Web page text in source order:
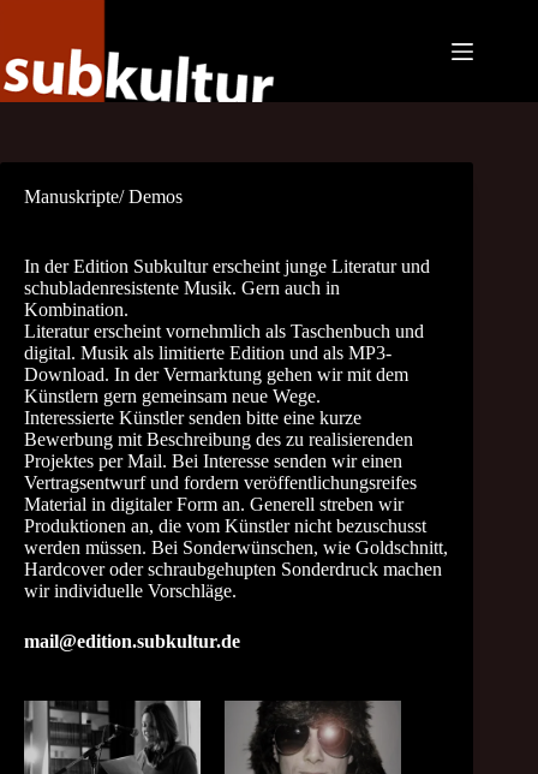
Manuskripte/ Demos
In der Edition Subkultur erscheint junge Literatur und
schubladenresistente Musik. Gern auch in
Kombination.
Literatur erscheint vornehmlich als Taschenbuch und
digital. Musik als limitierte Edition und als MP3-
Download. In der Vermarktung gehen wir mit dem
Künstlern gern gemeinsam neue Wege.
Interessierte Künstler senden bitte eine kurze
Bewerbung mit Beschreibung des zu realisierenden
Projektes per Mail. Bei Interesse senden wir einen
Vertragsentwurf und fordern veröffentlichungsreifes
Material in digitaler Form an. Generell streben wir
Produktionen an, die vom Künstler nicht bezuschusst
werden müssen. Bei Sonderwünschen, wie Goldschnitt,
Hardcover oder schraubgehupten Sonderdruck machen
wir individuelle Vorschläge.
mail@edition.subkultur.de